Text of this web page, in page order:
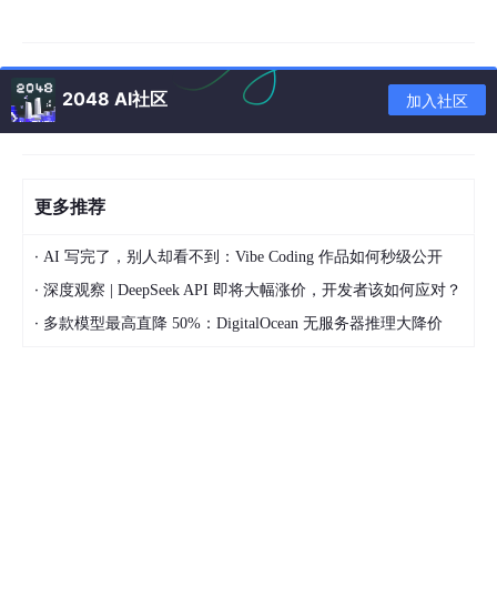
2048 AI社区 加入社区
更多推荐
· AI 写完了，别人却看不到：Vibe Coding 作品如何秒级公开
· 深度观察 | DeepSeek API 即将大幅涨价，开发者该如何应对？
· 多款模型最高直降 50%：DigitalOcean 无服务器推理大降价